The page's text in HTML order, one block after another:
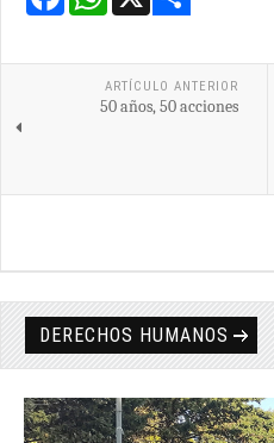
ARTÍCULO ANTERIOR
50 años, 50 acciones
DERECHOS HUMANOS